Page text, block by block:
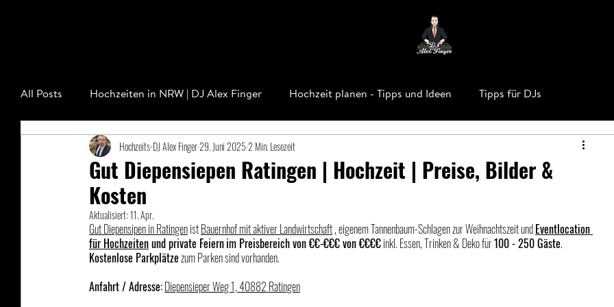
All Posts Hochzeiten in NRW | DJ Alex Finger Hochzeit planen - Tipps und Ideen Tipps für DJs
Gut Diepensiepen Ratingen | Hochzeit | Preise, Bilder &
Kosten
Hochzeits-DJ Alex Finger29. Juni 20252 Min. Lesezeit
Aktualisiert:11. Apr.
Gut Diepensipen in Ratingen ist Bauernhof mit aktiver Landwirtschaft , eigenem Tannenbaum-Schlagen zur Weihnachtszeit und Eventlocation
für Hochzeiten und private Feiernim Preisbereich von €€-€€€ von €€€€ inkl. Essen, Trinken & Deko für 100 - 250 Gäste.
Kostenlose Parkplätze zum Parken sind vorhanden.
Anfahrt / Adresse:Diepensieper Weg 1, 40882 Ratingen